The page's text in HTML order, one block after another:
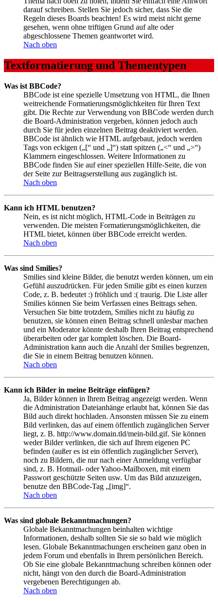
darauf schreiben. Stellen Sie jedoch sicher, dass Sie die
Regeln dieses Boards beachten! Es wird meist nicht gerne
gesehen, wenn ohne triftigen Grund auf alte oder
abgeschlossene Themen geantwortet wird.
Nach oben
Textformatierung und Thementypen
Was ist BBCode?
BBCode ist eine spezielle Umsetzung von HTML, die Ihnen
weitreichende Formatierungsmöglichkeiten für Ihren Text
gibt. Die Rechte zur Verwendung von BBCode werden durch
die Board-Administration vergeben, können jedoch auch
durch Sie für jeden einzelnen Beitrag deaktiviert werden.
BBCode ist ähnlich wie HTML aufgebaut, jedoch werden
Tags von eckigen („[“ und „]“) statt spitzen („<“ und „>“)
Klammern eingeschlossen. Weitere Informationen zu
BBCode finden Sie auf einer speziellen Hilfe-Seite, die von
der Seite zur Beitragserstellung aus zugänglich ist.
Nach oben
Kann ich HTML benutzen?
Nein, es ist nicht möglich, HTML-Code in Beiträgen zu
verwenden. Die meisten Formatierungsmöglichkeiten, die
HTML bietet, können über BBCode erreicht werden.
Nach oben
Was sind Smilies?
Smilies sind kleine Bilder, die benutzt werden können, um ein
Gefühl auszudrücken. Für jeden Smilie gibt es einen kurzen
Code, z. B. bedeutet :) fröhlich und :( traurig. Die Liste aller
Smilies können Sie beim Verfassen eines Beitrags sehen.
Versuchen Sie bitte trotzdem, Smilies nicht zu häufig zu
benutzen, sie können einen Beitrag schnell unlesbar machen
und ein Moderator könnte deshalb Ihren Beitrag entsprechend
überarbeiten oder gar komplett löschen. Die Board-
Administration kann auch die Anzahl der Smilies begrenzen,
die Sie in einem Beitrag benutzen können.
Nach oben
Kann ich Bilder in meine Beiträge einfügen?
Ja, Bilder können in Ihrem Beitrag angezeigt werden. Wenn
die Administration Dateianhänge erlaubt hat, können Sie das
Bild auch direkt hochladen. Ansonsten müssen Sie zu einem
Bild verlinken, das auf einem öffentlich zugänglichen Server
liegt, z. B. http://www.domain.tld/mein-bild.gif. Sie können
weder Bilder verlinken, die sich auf Ihrem eigenen PC
befinden (außer es ist ein öffentlich zugänglicher Server),
noch zu Bildern, die nur nach einer Anmeldung verfügbar
sind, z. B. Hotmail- oder Yahoo-Mailboxen, mit einem
Passwort geschützte Seiten usw. Um das Bild anzuzeigen,
benutze den BBCode-Tag „[img]“.
Nach oben
Was sind globale Bekanntmachungen?
Globale Bekanntmachungen beinhalten wichtige
Informationen, deshalb sollten Sie sie so bald wie möglich
lesen. Globale Bekanntmachungen erscheinen ganz oben in
jedem Forum und ebenfalls in Ihrem persönlichen Bereich.
Ob Sie eine globale Bekanntmachung schreiben können oder
nicht, hängt von den durch die Board-Administration
vergebenen Berechtigungen ab.
Nach oben